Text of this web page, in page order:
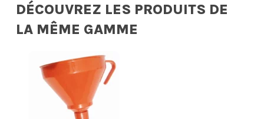
DÉCOUVREZ LES PRODUITS DE
LA MÊME GAMME